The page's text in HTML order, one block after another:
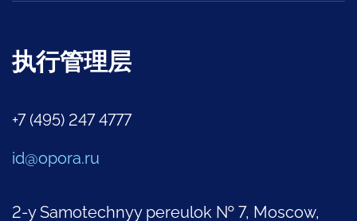
执行管理层
+7 (495) 247 4777
id@opora.ru
2-y Samotechnyy pereulok № 7, Moscow,